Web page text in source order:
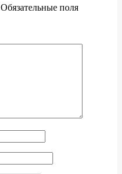
Обязательные поля